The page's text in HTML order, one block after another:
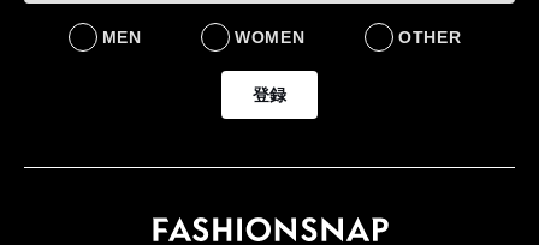
MEN WOMEN OTHER
登録